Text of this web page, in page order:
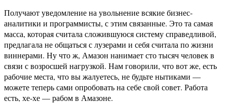
Получают уведомление на увольнение всякие бизнес-
аналитики и программисты, с этим связанные. Это та самая
масса, которая считала сложившуюся систему справедливой,
предлагала не общаться с лузерами и себя считала по жизни
виннерами. Ну что ж, Амазон нанимает сто тысяч человек в
связи с возросшей нагрузкой. Нам говорили, что вот же, есть
рабочие места, что вы жалуетесь, не будьте нытиками —
можете теперь сами опробовать на себе свой совет. Работа
есть, хе-хе — рабом в Амазоне.